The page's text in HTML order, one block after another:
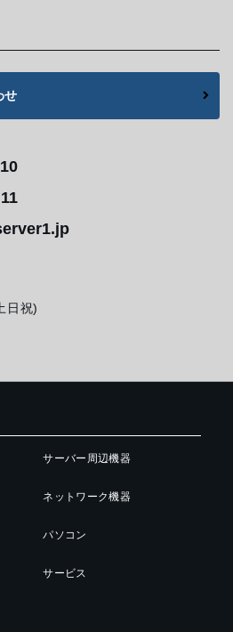
せ
日祝)
サーバー周辺機器
ネットワーク機器
パソコン
サービス